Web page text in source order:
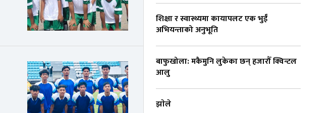
शिक्षा र स्वास्थ्यमा कायापलट एक भुईँ
अभियन्ताको अनुभूति
बाफुखोला: मकैमुनि लुकेका छन् हजारौँ क्विन्टल
आलु
झाेले